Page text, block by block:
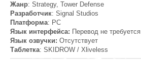
Жанр: Strategy, Tower Defense
Разработчик: Signal Studios
Платформа: PC
Язык интерфейса: Перевод не требуется
Язык озвучки: Отсутствует
Таблетка: SKIDROW / Xliveless